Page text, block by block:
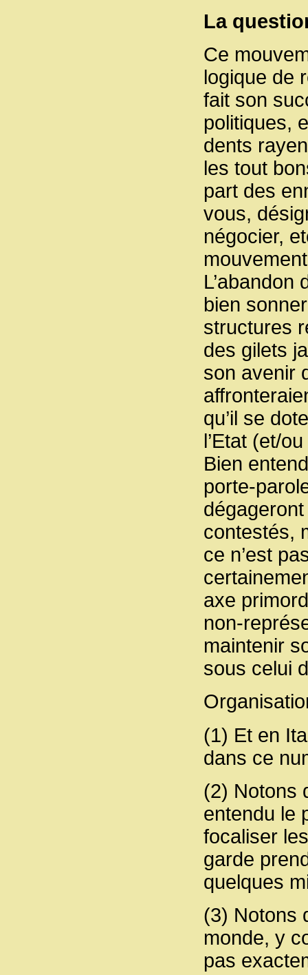
La
Ce
logique de
fait son
politiques,
dents
les tout
part des
vous,
négocier,
bien
structures
des gilets
son avenir
qu’il se
l’Etat (et/
Bien
porte-
contestés,
ce n’est
axe
non-
maintenir
sous celui
(1) Et en
dans ce
(2) Notons
entendu le
focaliser
garde
quelques
(3) Notons
monde, y
pas